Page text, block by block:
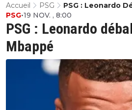
Accueil PSG
PSG : Leonardo
Mbappé
PSG : Leonardo
Mbappé
PSG•19 NOV. , 8:00